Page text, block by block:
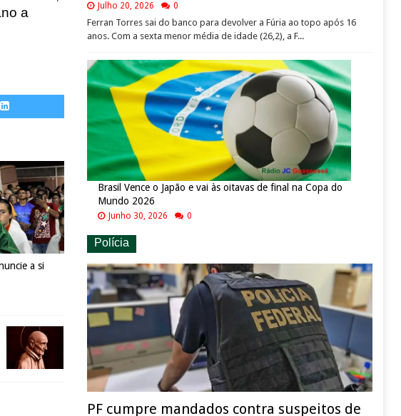
a
a si
Julho 20, 2026 0
Ferran Torres sai do banco para devolver a Fúria ao topo após 16
anos. Com a sexta menor média de idade (26,2), a F...
Brasil Vence o Japão e vai às oitavas de final na Copa do
Mundo 2026
Junho 30, 2026 0
Polícia
PF cumpre mandados contra suspeitos de